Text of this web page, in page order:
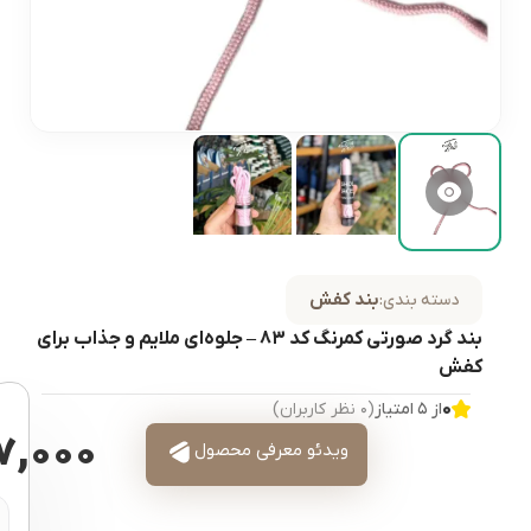
دسته بندی:بند کفش
بند گرد صورتی کمرنگ کد ۸۳ – جلوه‌ای ملایم و جذاب برای
کفش
۰از ۵ امتیاز (۰ نظر کاربران)
ویدئو معرفی محصول